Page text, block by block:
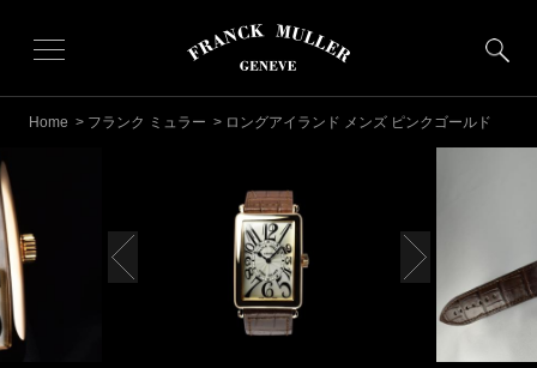
Home > フランク ミュラー > ロングアイランド メンズ ピンクゴールド